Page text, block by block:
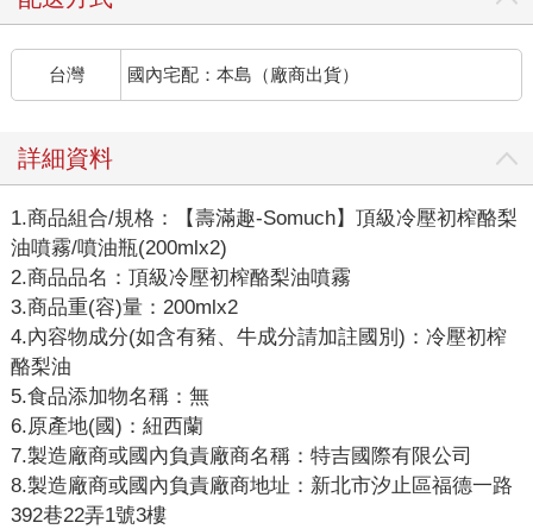
台灣 國內宅配：本島（廠商出貨）
詳細資料
1.商品組合/規格：【壽滿趣-Somuch】頂級冷壓初榨酪梨
油噴霧/噴油瓶(200mlx2)
2.商品品名：頂級冷壓初榨酪梨油噴霧
3.商品重(容)量：200mlx2
4.內容物成分(如含有豬、牛成分請加註國別)：冷壓初榨
酪梨油
5.食品添加物名稱：無
6.原產地(國)：紐西蘭
7.製造廠商或國內負責廠商名稱：特吉國際有限公司
8.製造廠商或國內負責廠商地址：新北市汐止區福德一路
392巷22弄1號3樓